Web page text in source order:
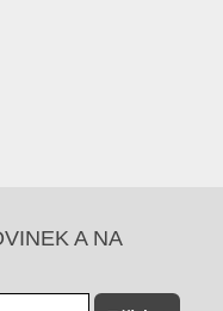
A NA